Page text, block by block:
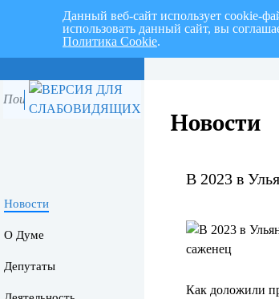
Новости
О Думе
Депутаты
Новости
В 2023 в
Как доложили
Данный веб-сайт использует cookie-
использовать данный сайт, вы
Политика Cookie.